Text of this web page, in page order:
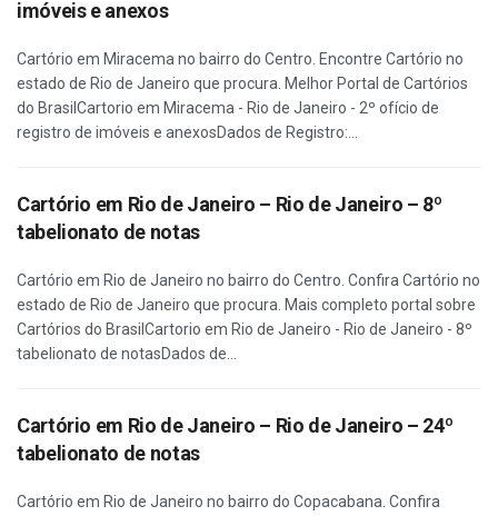
imóveis e anexos
Cartório em Miracema no bairro do Centro. Encontre Cartório no
estado de Rio de Janeiro que procura. Melhor Portal de Cartórios
do BrasilCartorio em Miracema - Rio de Janeiro - 2º ofício de
registro de imóveis e anexosDados de Registro:...
Cartório em Rio de Janeiro – Rio de Janeiro – 8º
tabelionato de notas
Cartório em Rio de Janeiro no bairro do Centro. Confira Cartório no
estado de Rio de Janeiro que procura. Mais completo portal sobre
Cartórios do BrasilCartorio em Rio de Janeiro - Rio de Janeiro - 8º
tabelionato de notasDados de...
Cartório em Rio de Janeiro – Rio de Janeiro – 24º
tabelionato de notas
Cartório em Rio de Janeiro no bairro do Copacabana. Confira